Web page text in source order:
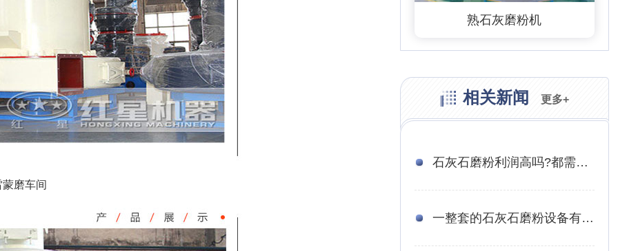
磨车间
熟石灰磨粉机
相关新闻 更多+
石灰石磨粉利润高吗?都需要哪些生石灰粉生产设备?
一整套的石灰石磨粉设备有哪些？投资成本有多大？